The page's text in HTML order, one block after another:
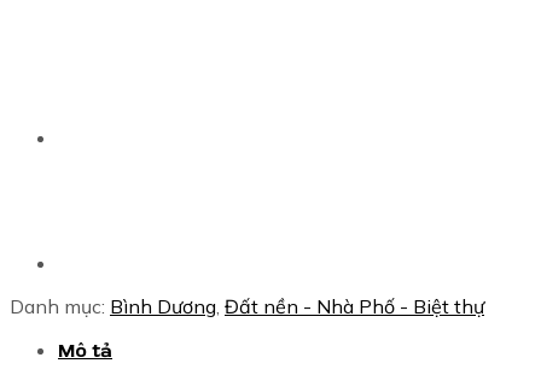
Danh mục: Bình Dương Đất nền - Nhà Phố - Biệt thự
Mô tả